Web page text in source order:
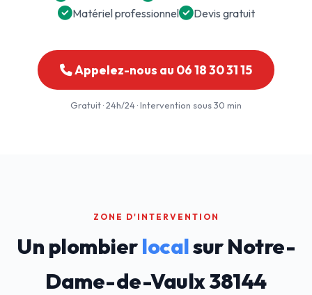
Matériel professionnel
Devis gratuit
Appelez-nous au 06 18 30 31 15
Gratuit · 24h/24 · Intervention sous 30 min
ZONE D'INTERVENTION
Un plombierlocalsur Notre-
Dame-de-Vaulx 38144